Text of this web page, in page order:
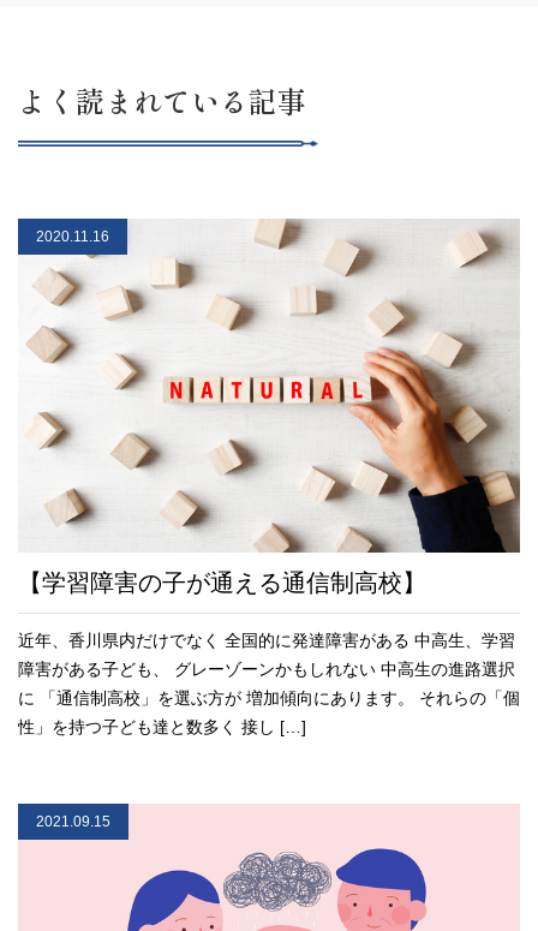
よく読まれている記事
2020.11.16
【学習障害の子が通える通信制高校】
近年、香川県内だけでなく 全国的に発達障害がある 中高生、学習
障害がある子ども、 グレーゾーンかもしれない 中高生の進路選択
に 「通信制高校」を選ぶ方が 増加傾向にあります。 それらの「個
性」を持つ子ども達と数多く 接し […]
2021.09.15